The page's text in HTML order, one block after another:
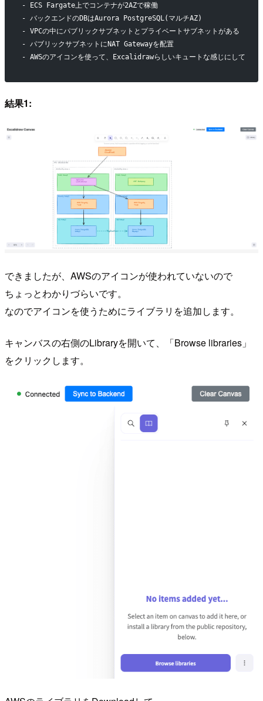
- ECS Fargate上でコンテナが2AZで稼働
- バックエンドのDBはAurora PostgreSQL(マルチAZ)
- VPCの中にパブリックサブネットとプライベートサブネットがある
- パブリックサブネットにNAT Gatewayを配置
- AWSのアイコンを使って、Excalidrawらしいキュートな感じにして
結果1:
できましたが、AWSのアイコンが使われていないので
ちょっとわかりづらいです。
なのでアイコンを使うためにライブラリを追加します。
キャンバスの右側のLibraryを開いて、「Browse libraries」
をクリックします。